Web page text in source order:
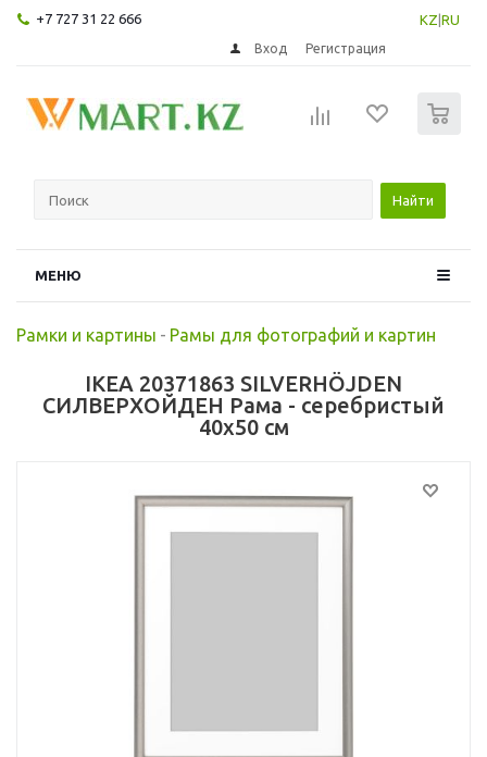
+7 727 31 22 666 KZ RU
Вход Регистрация
Найти
МЕНЮ
Рамки и картины - Рамы для фотографий и картин
IKEA 20371863 SILVERHÖJDEN
СИЛВЕРХОЙДЕН Рама - серебристый
40x50 см